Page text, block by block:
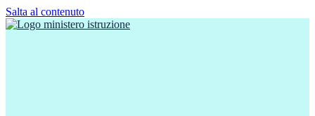
Salta al contenuto